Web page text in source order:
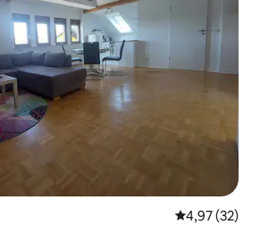
Просечна
4,97 (32)